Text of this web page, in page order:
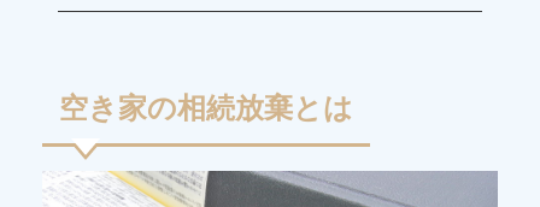
空き家の相続放棄とは